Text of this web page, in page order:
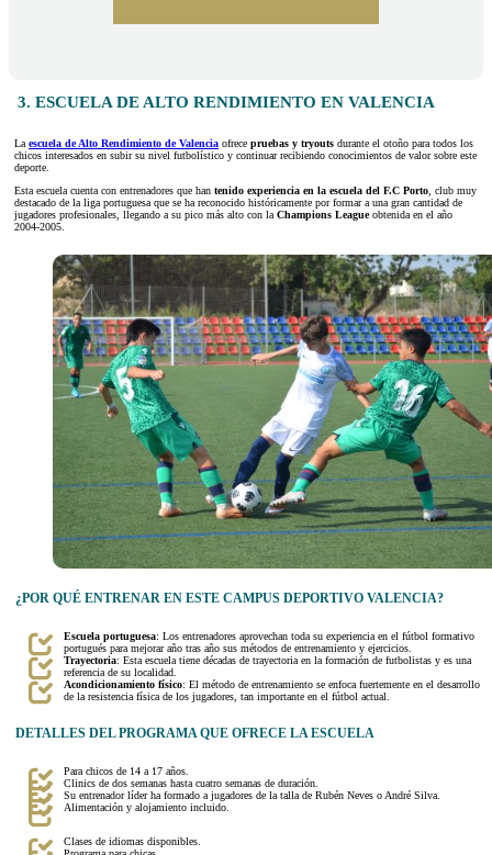
3. ESCUELA DE ALTO RENDIMIENTO EN VALENCIA
La escuela de Alto Rendimiento de Valencia ofrece pruebas y tryouts durante el otoño para todos los
chicos interesados en subir su nivel futbolístico y continuar recibiendo conocimientos de valor sobre este
deporte.
Esta escuela cuenta con entrenadores que han tenido experiencia en la escuela del F.C Porto , club muy
destacado de la liga portuguesa que se ha reconocido históricamente por formar a una gran cantidad de
jugadores profesionales, llegando a su pico más alto con la Champions Leagueobtenida en el año
2004-2005.
¿POR QUÉ ENTRENAR EN ESTE CAMPUS DEPORTIVO VALENCIA?
Escuela portuguesa: Los entrenadores aprovechan toda su experiencia en el fútbol formativo
portugués para mejorar año tras año sus métodos de entrenamiento y ejercicios.
Trayectoria: Esta escuela tiene décadas de trayectoria en la formación de futbolistas y es una
referencia de su localidad.
Acondicionamiento físico: El método de entrenamiento se enfoca fuertemente en el desarrollo
de la resistencia física de los jugadores, tan importante en el fútbol actual.
DETALLES DEL PROGRAMA QUE OFRECE LA ESCUELA
Para chicos de 14 a 17 años.
Clinics de dos semanas hasta cuatro semanas de duración.
Su entrenador líder ha formado a jugadores de la talla de Rubén Neves o André Silva.
Alimentación y alojamiento incluido.
Clases de idiomas disponibles.